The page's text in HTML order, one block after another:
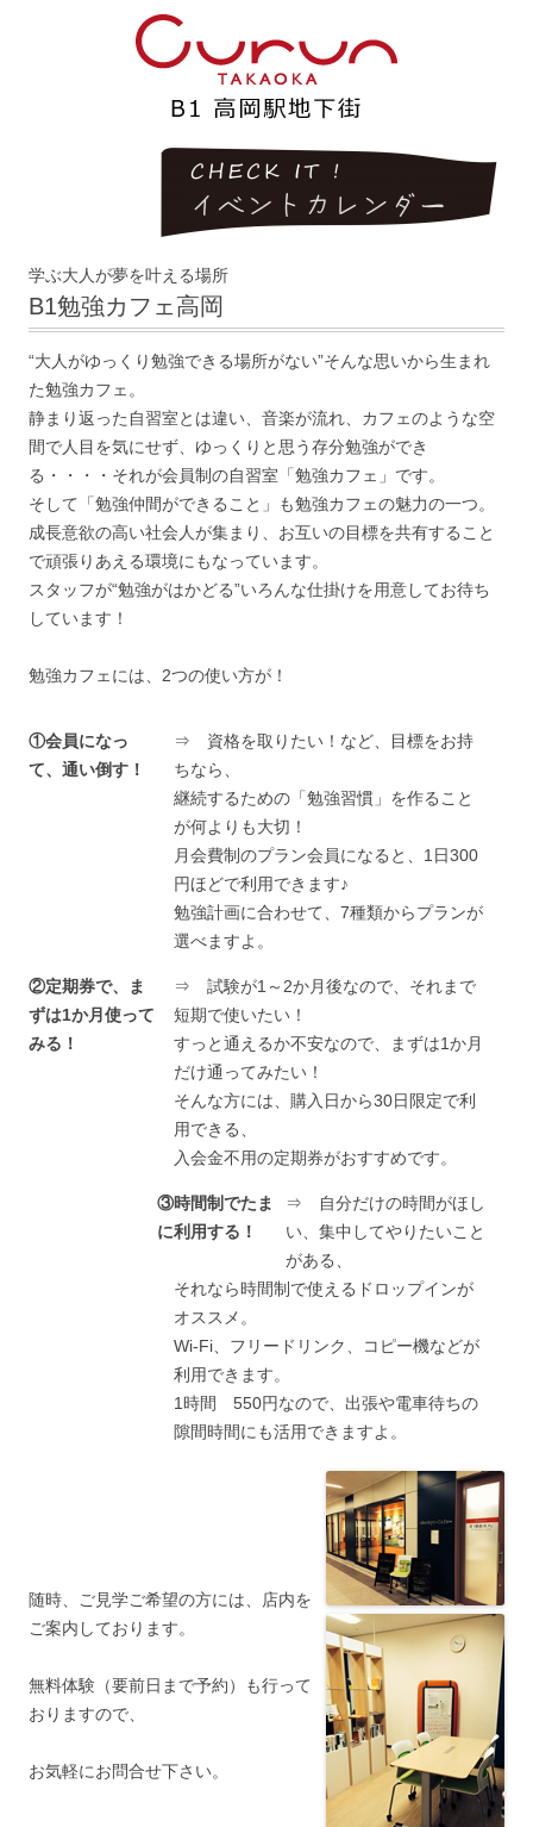
学ぶ大人が夢を叶える場所
B1勉強カフェ高岡
“大人がゆっくり勉強できる場所がない”そんな思いから生まれ
た勉強カフェ。
静まり返った自習室とは違い、音楽が流れ、カフェのような空
間で人目を気にせず、ゆっくりと思う存分勉強ができ
る・・・・それが会員制の自習室「勉強カフェ」です。
そして「勉強仲間ができること」も勉強カフェの魅力の一つ。
成長意欲の高い社会人が集まり、お互いの目標を共有すること
で頑張りあえる環境にもなっています。
スタッフが“勉強がはかどる”いろんな仕掛けを用意してお待ち
しています！
勉強カフェには、2つの使い方が！
①会員になっ
て、通い倒す！
⇒ 資格を取りたい！など、目標をお持
ちなら、
継続するための「勉強習慣」を作ること
が何よりも大切！
月会費制のプラン会員になると、1日300
円ほどで利用できます♪
勉強計画に合わせて、7種類からプランが
選べますよ。
②定期券で、ま
ずは1か月使って
みる！
⇒ 試験が1～2か月後なので、それまで
短期で使いたい！
すっと通えるか不安なので、まずは1か月
だけ通ってみたい！
そんな方には、購入日から30日限定で利
用できる、
入会金不用の定期券がおすすめです。
③時間制でたま
に利用する！
⇒ 自分だけの時間がほし
い、集中してやりたいこと
がある、
それなら時間制で使えるドロップインが
オススメ。
Wi-Fi、フリードリンク、コピー機などが
利用できます。
1時間 550円なので、出張や電車待ちの
隙間時間にも活用できますよ。
随時、ご見学ご希望の方には、店内を
ご案内しております。
無料体験（要前日まで予約）も行って
おりますので、
お気軽にお問合せ下さい。